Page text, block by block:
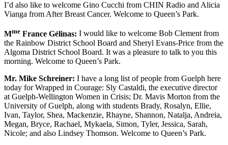
I’d also like to welcome Gino Cucchi from CHIN Radio and Alicia
Vianga from After Breast Cancer. Welcome to Queen’s Park.
Mme France Gélinas: I would like to welcome Bob Clement from
the Rainbow District School Board and Sheryl Evans-Price from the
Algoma District School Board. It was a pleasure to talk to you this
morning. Welcome to Queen’s Park.
Mr. Mike Schreiner: I have a long list of people from Guelph here
today for Wrapped in Courage: Sly Castaldi, the executive director
at Guelph-Wellington Women in Crisis; Dr. Mavis Morton from the
University of Guelph, along with students Brady, Rosalyn, Ellie,
Ivan, Taylor, Shea, Mackenzie, Rhayne, Shannon, Natalja, Andreia,
Megan, Bryce, Rachael, Mykaela, Simon, Tyler, Jessica, Sarah,
Nicole; and also Lindsey Thomson. Welcome to Queen’s Park.